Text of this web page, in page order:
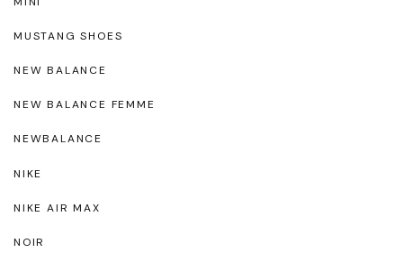
MUSTANG SHOES
NEW BALANCE
NEW BALANCE FEMME
NEWBALANCE
NIKE
NIKE AIR MAX
NOIR